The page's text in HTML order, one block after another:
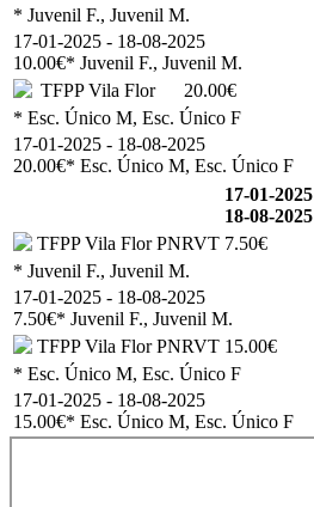
* Juvenil F., Juvenil M.
17-01-2025 - 18-08-2025
10.00€* Juvenil F., Juvenil M.
TFPP Vila Flor
20.00€
* Esc. Único M, Esc. Único F
17-01-2025 - 18-08-2025
20.00€* Esc. Único M, Esc. Único F
17-01-2025
18-08-2025
TFPP Vila Flor PNRVT 7.50€
* Juvenil F., Juvenil M.
17-01-2025 - 18-08-2025
7.50€* Juvenil F., Juvenil M.
TFPP Vila Flor PNRVT 15.00€
* Esc. Único M, Esc. Único F
17-01-2025 - 18-08-2025
15.00€* Esc. Único M, Esc. Único F